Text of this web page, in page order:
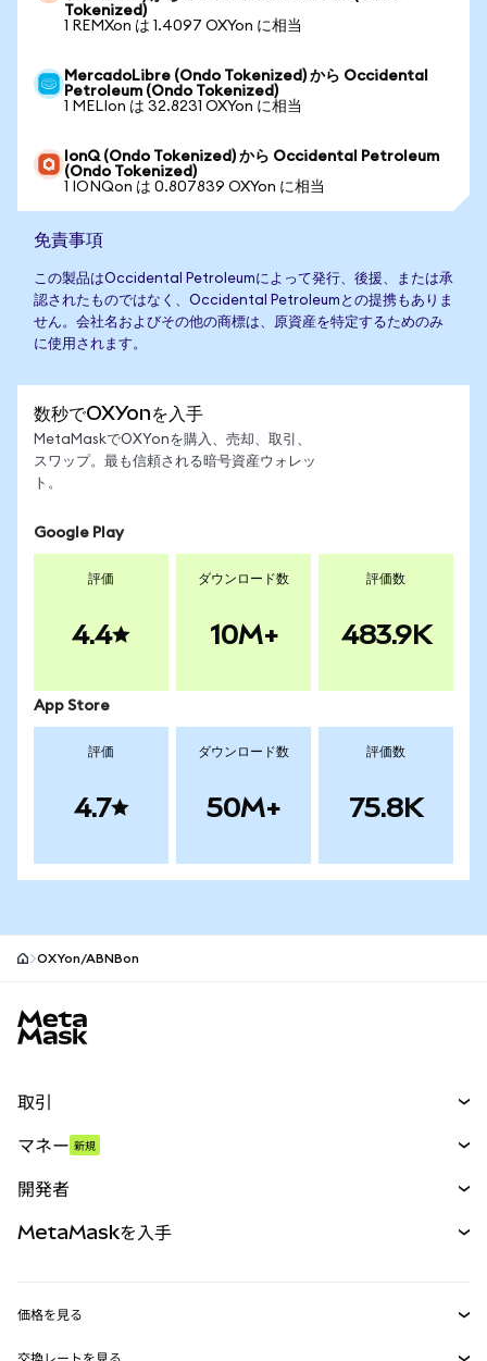
Tokenized)
1 REMXon は 1.4097 OXYon に相当
MercadoLibre (Ondo Tokenized) から Occidental
Petroleum (Ondo Tokenized)
1 MELIon は 32.8231 OXYon に相当
IonQ (Ondo Tokenized) から Occidental Petroleum
(Ondo Tokenized)
1 IONQon は 0.807839 OXYon に相当
免責事項
この製品はOccidental Petroleumによって発行、後援、または承
認されたものではなく、Occidental Petroleumとの提携もありま
せん。会社名およびその他の商標は、原資産を特定するためのみ
に使用されます。
数秒でOXYonを入手
MetaMaskでOXYonを購入、売却、取引、
スワップ。最も信頼される暗号資産ウォレッ
ト。
Google Play
評価
4.4
ダウンロード数
10M+
評価数
483.9K
App Store
評価
4.7
ダウンロード数
50M+
評価数
75.8K
OXYon/ABNBon
取引
パーペチュアル
RWA
マネー 新規
開発者
MetaMaskを入手
価格を見る